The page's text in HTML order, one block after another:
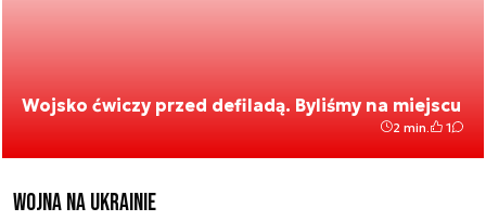
Wojsko ćwiczy przed defiladą. Byliśmy na miejscu
2 min. 1
Wojna na Ukrainie